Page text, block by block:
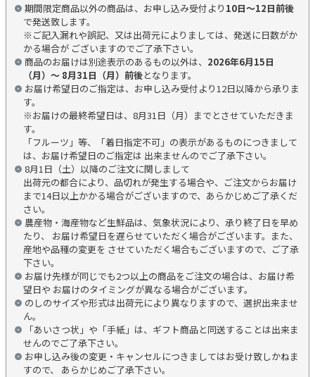
期間限定商品以外の商品は、お申し込み受付より 10日～12日前後
で発送致します。
※ご記入漏れや誤記、又は出荷元によりましては、発送に日数がか
かる場合が ございますのでご了承下さい。
商品のお届けは別途表示のあるもの以外は、 2026年6月15日
（月）～ 8月31日（月）前後となります。
お届け希望日のご指定は、お申し込み受付より12日以降から承りま
す。
※お届けの最終希望日は、8月31日（月）までとさせていただきま
す。
「フルーツ」等、「着日指定不可」の表示があるものにつきまして
は、お届け希望日のご指定は 出来ませんのでご了承下さい。
8月1日（土）以降のご注文に関しまして
出荷元の都合により、品切れが発生する場合や、ご注文からお届け
まで14日以上かかる場合がございますので、あらかじめご了承くだ
さい。
農産物・海産物など生鮮品は、気象状況により、承り終了日を早め
たり、 お届け希望日を遅らせていただく場合がございます。また、
産地や品種の変更を させていただく場合もございますので、ご了承
下さい。
お届け先様が同じでも2つ以上の商品をご注文の場合は、お届け希
望日や お届けのタイミングが異なる場合がございます。
のしのサイズや形式は出荷元により異なりますので、選択出来ませ
ん。
「あいさつ状」や「手紙」は、ギフト商品と同送することは出来ま
せんのでご了承下さい。
お申し込み後の変更・キャンセルにつきましてはお受け致しかねま
すので、 あらかじめご了承下さい。